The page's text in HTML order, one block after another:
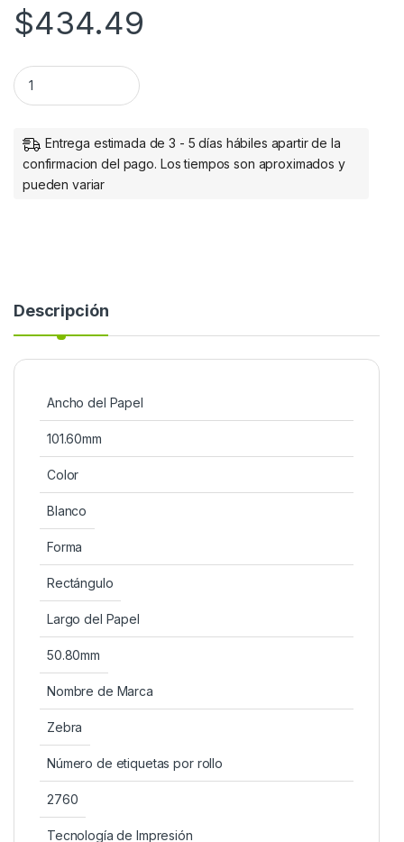
$434.49
Zebra Rollo de Etiquetas 10003051, 4' x 2', 4 x 2760
Entrega estimada de 3 - 5 días hábiles apartir de la
confirmacion del pago. Los tiempos son aproximados y
pueden variar
Descripción
Ancho del Papel
101.60mm
Color
Blanco
Forma
Rectángulo
Largo del Papel
50.80mm
Nombre de Marca
Zebra
Número de etiquetas por rollo
2760
Tecnología de Impresión